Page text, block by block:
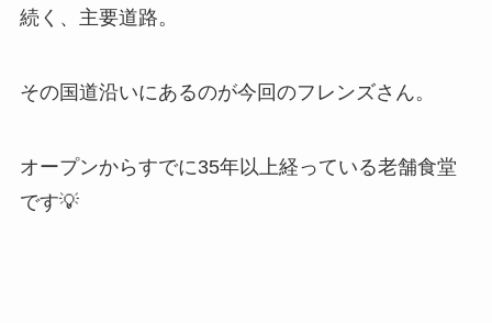
続く、主要道路。
その国道沿いにあるのが今回のフレンズさん。
オープンからすでに35年以上経っている老舗食堂
です💡